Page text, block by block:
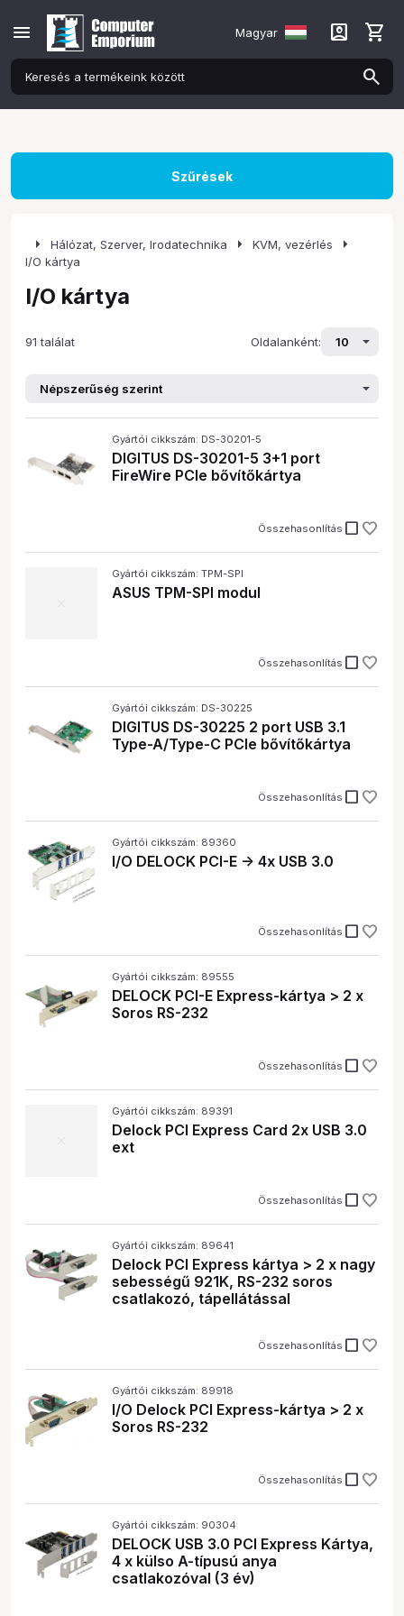
menu Magyar account_box shopping_cart
arrow_right Hálózat, Szerver, Irodatechnika arrow_right KVM, vezérlés arrow_right
I/O kártya
I/O kártya
91 találat Oldalanként:
Gyártói cikkszám: DS-30201-5
DIGITUS DS-30201-5 3+1 port
FireWire PCIe bővítőkártya
Összehasonlítás check_box_outline_blank
Gyártói cikkszám: TPM-SPI
ASUS TPM-SPI modul
Összehasonlítás check_box_outline_blank
Gyártói cikkszám: DS-30225
DIGITUS DS-30225 2 port USB 3.1
Type-A/Type-C PCIe bővítőkártya
Összehasonlítás check_box_outline_blank
Gyártói cikkszám: 89360
I/O DELOCK PCI-E -> 4x USB 3.0
Összehasonlítás check_box_outline_blank
Gyártói cikkszám: 89555
DELOCK PCI-E Express-kártya > 2 x
Soros RS-232
Összehasonlítás check_box_outline_blank
Gyártói cikkszám: 89391
Delock PCI Express Card 2x USB 3.0
ext
Összehasonlítás check_box_outline_blank
Gyártói cikkszám: 89641
Delock PCI Express kártya > 2 x nagy
sebességű 921K, RS-232 soros
csatlakozó, tápellátással
Összehasonlítás check_box_outline_blank
Gyártói cikkszám: 89918
I/O Delock PCI Express-kártya > 2 x
Soros RS-232
Összehasonlítás check_box_outline_blank
Gyártói cikkszám: 90304
DELOCK USB 3.0 PCI Express Kártya,
4 x külso A-típusú anya
csatlakozóval (3 év)
Szűrések